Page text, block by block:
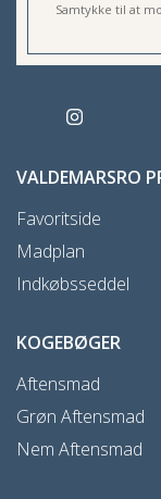
Samtykke til at
VALDEMARSRO
Favoritside
Madplan
Indkøbsseddel
KOGEBØGER
Aftensmad
Grøn Aftensmad
Nem Aftensmad